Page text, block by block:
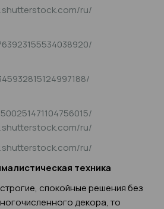
ru/
ru/
ru/
техника
спокойные решения без
декора, то